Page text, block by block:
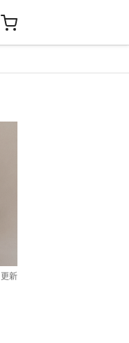
更新